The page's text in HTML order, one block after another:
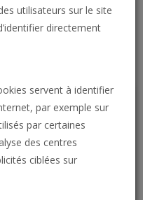
utilisateurs sur le site
directement
servent à identifier
par exemple sur
par certaines
des centres
ciblées sur